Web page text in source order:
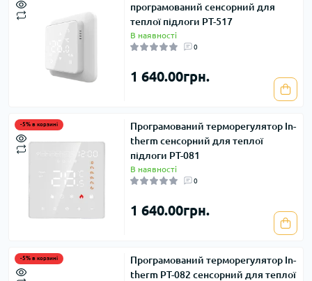
програмований сенсорний для
теплої підлоги PT-517
В наявності
0
1 640.00грн.
-5% в корзині
Програмований терморегулятор In-
therm сенсорний для теплої
підлоги PT-081
В наявності
0
1 640.00грн.
-5% в корзині
Програмований терморегулятор In-
therm PT-082 сенсорний для теплої